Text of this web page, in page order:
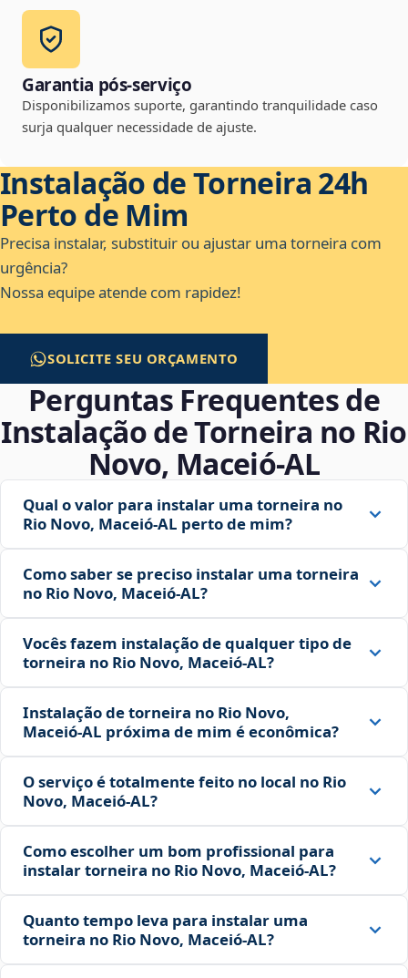
Garantia pós-serviço
Disponibilizamos suporte, garantindo tranquilidade caso
surja qualquer necessidade de ajuste.
Instalação de Torneira 24h
Perto de Mim
Precisa instalar, substituir ou ajustar uma torneira com
urgência?
Nossa equipe atende com rapidez!
SOLICITE SEU ORÇAMENTO
Perguntas Frequentes de
Instalação de Torneira no Rio
Novo, Maceió‑AL
Qual o valor para instalar uma torneira no
Rio Novo, Maceió‑AL perto de mim?
Como saber se preciso instalar uma torneira
no Rio Novo, Maceió‑AL?
Vocês fazem instalação de qualquer tipo de
torneira no Rio Novo, Maceió‑AL?
Instalação de torneira no Rio Novo,
Maceió‑AL próxima de mim é econômica?
O serviço é totalmente feito no local no Rio
Novo, Maceió‑AL?
Como escolher um bom profissional para
instalar torneira no Rio Novo, Maceió‑AL?
Quanto tempo leva para instalar uma
torneira no Rio Novo, Maceió‑AL?